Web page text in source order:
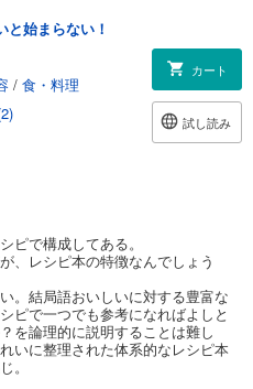
と始まらない！
/ 食・料理
カート
試し読み
ピで構成してある。
、レシピ本の特徴なんでしょう
。結局語おいしいに対する豊富な
ピで一つでも参考になればよしと
を論理的に説明することは難し
いに整理された体系的なレシピ本
。